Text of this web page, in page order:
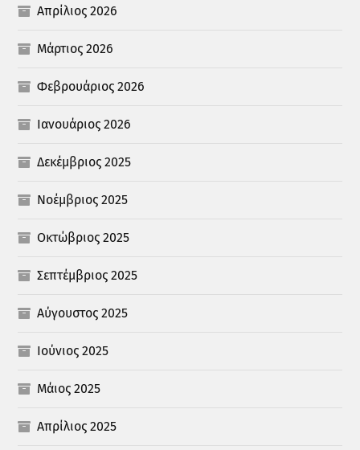
Απρίλιος 2026
Μάρτιος 2026
Φεβρουάριος 2026
Ιανουάριος 2026
Δεκέμβριος 2025
Νοέμβριος 2025
Οκτώβριος 2025
Σεπτέμβριος 2025
Αύγουστος 2025
Ιούνιος 2025
Μάιος 2025
Απρίλιος 2025